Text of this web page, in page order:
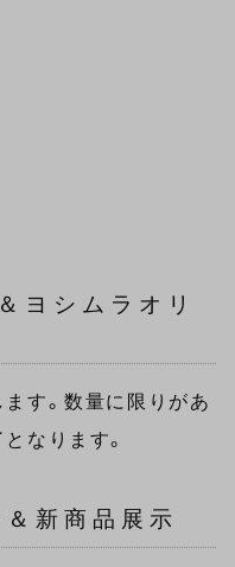
ヨシムラオリ
す。数量に限りがあ
なります。
新商品展示